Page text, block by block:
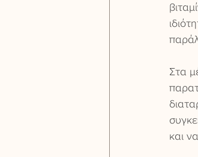
Στα
και